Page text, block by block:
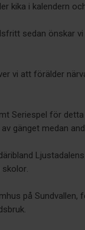
kika i kalendern
sedan önskar
vi att förälder
Seriespel för
gänget medan
skolor.
på Sundvallen,